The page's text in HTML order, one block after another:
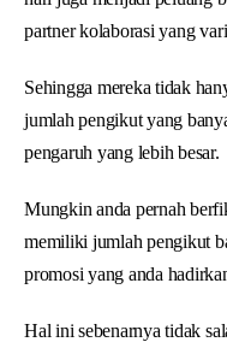
partner kolaborasi yang
Sehingga mereka tidak
jumlah pengikut yang
pengaruh yang lebih besar.
Mungkin anda pernah
memiliki jumlah pengikut
promosi yang anda
Hal ini sebenarnya tidak